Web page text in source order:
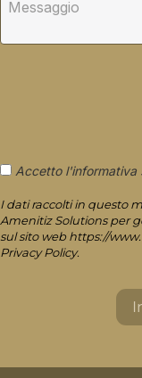
Accetto l'informativa
I dati raccolti in questo
Amenitiz Solutions per
sul sito web https://
Privacy Policy.